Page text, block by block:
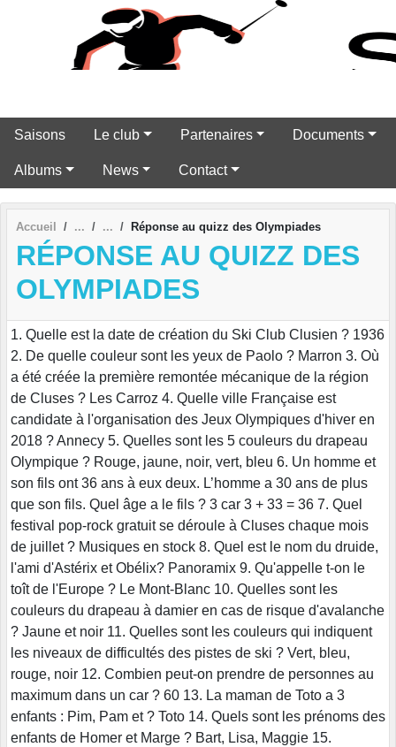
Saisons Le club Partenaires Documents
Albums News Contact
Accueil Réponse au quizz des Olympiades
RÉPONSE AU QUIZZ DES
OLYMPIADES
1. Quelle est la date de création du Ski Club Clusien ? 1936
2. De quelle couleur sont les yeux de Paolo ? Marron 3. Où
a été créée la première remontée mécanique de la région
de Cluses ? Les Carroz 4. Quelle ville Française est
candidate à l'organisation des Jeux Olympiques d'hiver en
2018 ? Annecy 5. Quelles sont les 5 couleurs du drapeau
Olympique ? Rouge, jaune, noir, vert, bleu 6. Un homme et
son fils ont 36 ans à eux deux. L’homme a 30 ans de plus
que son fils. Quel âge a le fils ? 3 car 3 + 33 = 36 7. Quel
festival pop-rock gratuit se déroule à Cluses chaque mois
de juillet ? Musiques en stock 8. Quel est le nom du druide,
l'ami d'Astérix et Obélix? Panoramix 9. Qu'appelle t-on le
toît de l'Europe ? Le Mont-Blanc 10. Quelles sont les
couleurs du drapeau à damier en cas de risque d'avalanche
? Jaune et noir 11. Quelles sont les couleurs qui indiquent
les niveaux de difficultés des pistes de ski ? Vert, bleu,
rouge, noir 12. Combien peut-on prendre de personnes au
maximum dans un car ? 60 13. La maman de Toto a 3
enfants : Pim, Pam et ? Toto 14. Quels sont les prénoms des
enfants de Homer et Marge ? Bart, Lisa, Maggie 15.
Panneau de gestion des cookies